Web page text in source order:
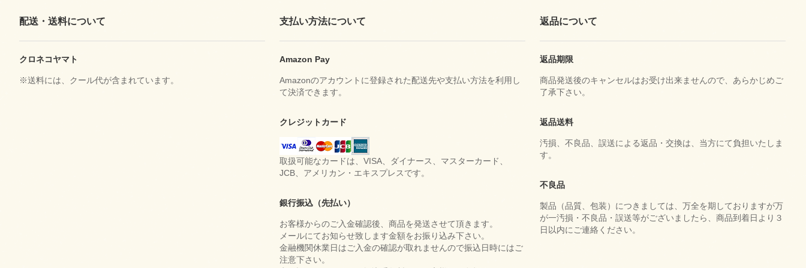
配送・送料について
クロネコヤマト
※送料には、クール代が含まれています。
支払い方法について
Amazon Pay
Amazonのアカウントに登録された配送先や支払い方法を利用し
て決済できます。
クレジットカード
取扱可能なカードは、VISA、ダイナース、マスターカード、
JCB、アメリカン・エキスプレスです。
銀行振込（先払い）
お客様からのご入金確認後、商品を発送させて頂きます。
メールにてお知らせ致します金額をお振り込み下さい。
金融機関休業日はご入金の確認が取れませんので振込日時にはご
注意下さい。
返品について
返品期限
商品発送後のキャンセルはお受け出来ませんので、あらかじめご
了承下さい。
返品送料
汚損、不良品、誤送による返品・交換は、当方にて負担いたしま
す。
不良品
製品（品質、包装）につきましては、万全を期しておりますが万
が一汚損・不良品・誤送等がございましたら、商品到着日より３
日以内にご連絡ください。